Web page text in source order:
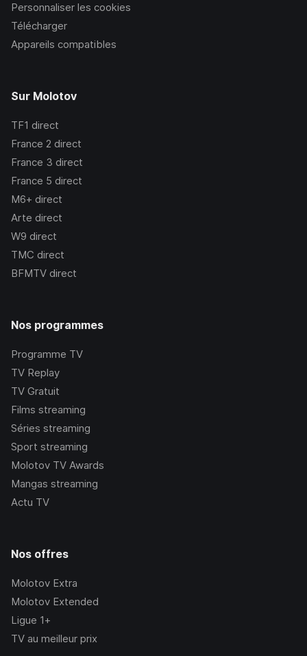
Personnaliser les cookies
Télécharger
Appareils compatibles
Sur Molotov
TF1 direct
France 2 direct
France 3 direct
France 5 direct
M6+ direct
Arte direct
W9 direct
TMC direct
BFMTV direct
Nos programmes
Programme TV
TV Replay
TV Gratuit
Films streaming
Séries streaming
Sport streaming
Molotov TV Awards
Mangas streaming
Actu TV
Nos offres
Molotov Extra
Molotov Extended
Ligue 1+
TV au meilleur prix